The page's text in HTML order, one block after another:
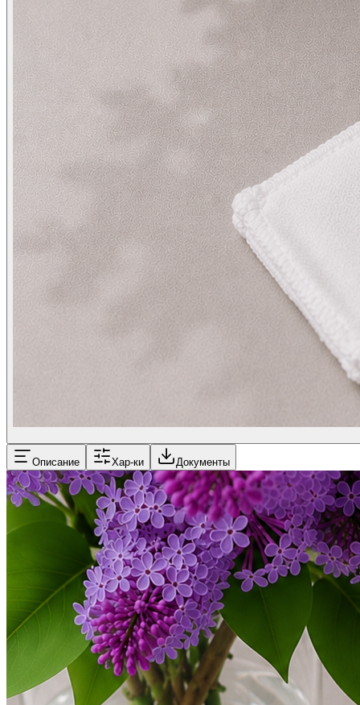
Описание Хар-ки Документы